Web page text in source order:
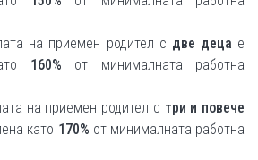
на приемен родител с две деца е
160% от минималната работна
на приемен родител с три и повече
като 170% от минималната работна